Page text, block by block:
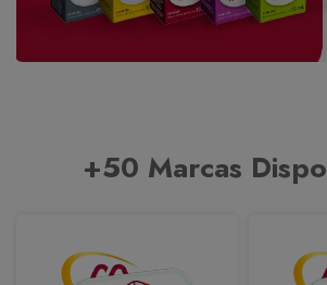
+50 Marcas